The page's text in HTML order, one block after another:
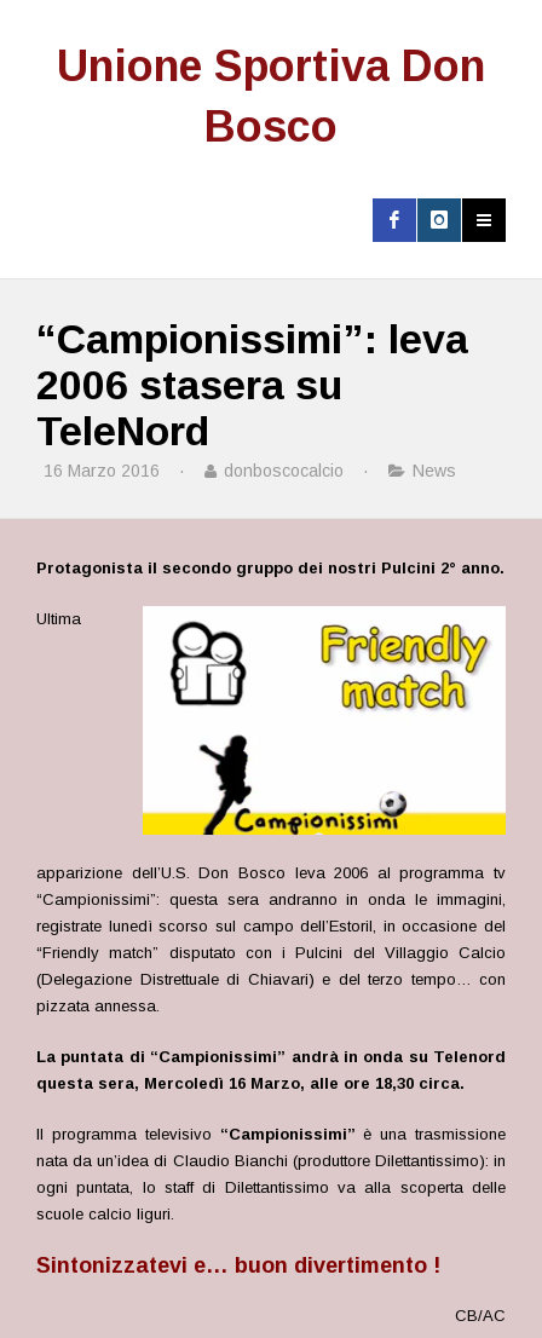
Unione Sportiva Don
Bosco
“Campionissimi”: leva
2006 stasera su
TeleNord
16 Marzo 2016 · donboscocalcio · News
Protagonista il secondo gruppo dei nostri Pulcini 2° anno.
Ultima
apparizione dell’U.S. Don Bosco leva 2006 al programma tv
“Campionissimi”: questa sera andranno in onda le immagini,
registrate lunedì scorso sul campo dell’Estoril, in occasione del
“Friendly match” disputato con i Pulcini del Villaggio Calcio
(Delegazione Distrettuale di Chiavari) e del terzo tempo… con
pizzata annessa.
La puntata di “Campionissimi” andrà in onda su Telenord
questa sera, Mercoledì 16 Marzo, alle ore 18,30 circa.
Il programma televisivo “Campionissimi” è una trasmissione
nata da un’idea di Claudio Bianchi (produttore Dilettantissimo): in
ogni puntata, lo staff di Dilettantissimo va alla scoperta delle
scuole calcio liguri.
Sintonizzatevi e… buon divertimento !
CB/AC